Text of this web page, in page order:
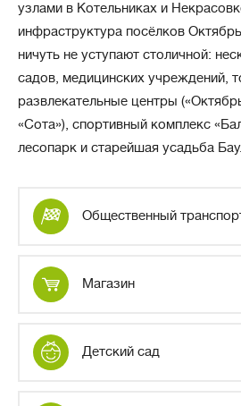
узлами в Котельниках и
инфраструктура посёлков
ничуть не уступают столичной:
садов, медицинских учреждений,
развлекательные центры
«Сота»), спортивный комплекс
лесопарк и старейшая усадьба
Общественный
Магазин
Детский сад